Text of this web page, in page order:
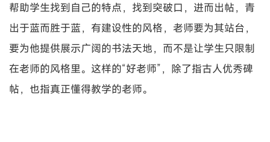
帮助学生找到自己的特点，找到突破口，进而出帖，青
出于蓝而胜于蓝，有建设性的风格，老师要为其站台，
要为他提供展示广阔的书法天地，而不是让学生只限制
在老师的风格里。这样的“好老师”，除了指古人优秀碑
帖，也指真正懂得教学的老师。